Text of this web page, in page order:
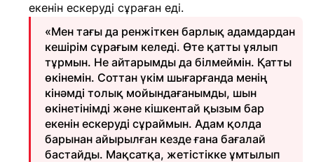
екенін ескеруді сұраған еді.
«Мен тағы да ренжіткен барлық адамдардан
кешірім сұрағым келеді. Өте қатты ұялып
тұрмын. Не айтарымды да білмеймін. Қатты
өкінемін. Соттан үкім шығарғанда менің
кінәмді толық мойындағанымды, шын
өкінетінімді және кішкентай қызым бар
екенін ескеруді сұраймын. Адам қолда
барынан айырылған кезде ғана бағалай
бастайды. Мақсатқа, жетістікке ұмтылып